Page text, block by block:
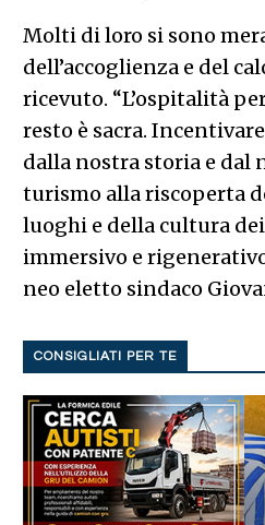
Molti di loro si sono
dell’accoglienza e del
ricevuto. “L’ospitalità
resto è sacra.
dalla nostra storia e dal
turismo alla riscoperta
luoghi e della cultura
immersivo e
neo eletto sindaco
CONSIGLIATI PER TE